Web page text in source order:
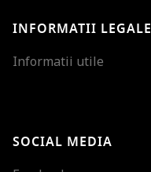
INFORMATII LEGALE
Informatii utile
SOCIAL MEDIA